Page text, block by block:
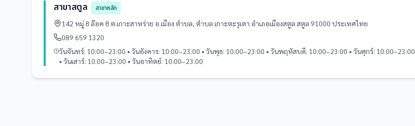
สาขาสตูล
สาขาหลัก
142 หมู่ 8 ล๊อค 8 ต.เกาะสาหร่าย อ.เมือง ตำบล, ตำบล เกาะตะรุเตา อำเภอเมืองสตูล สตูล 91000 ประเทศไทย
089 659 1320
วันจันทร์: 10:00–23:00 • วันอังคาร: 10:00–23:00 • วันพุธ: 10:00–23:00 • วันพฤหัสบดี: 10:00–23:00 • วันศุกร์: 10:00–23:00
• วันเสาร์: 10:00–23:00 • วันอาทิตย์: 10:00–23:00